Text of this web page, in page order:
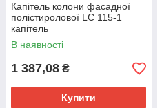
Капітель колони фасадної
полістиролової LC 115-1
капітель
В наявності
1 387,08 ₴
Купити